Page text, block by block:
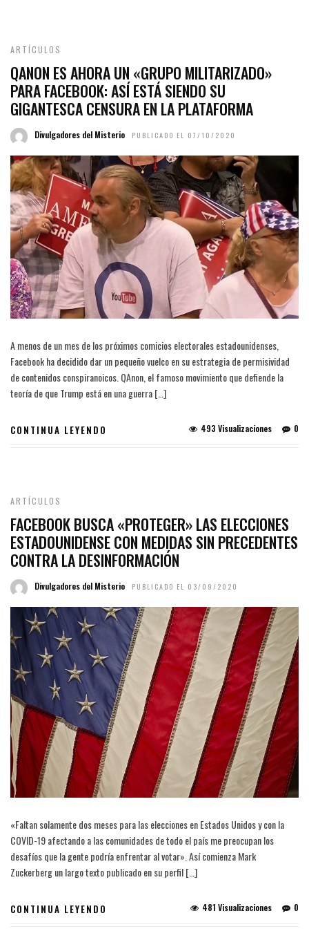
ARTÍCULOS
QANON ES AHORA UN «GRUPO MILITARIZADO»
PARA FACEBOOK: ASÍ ESTÁ SIENDO SU
GIGANTESCA CENSURA EN LA PLATAFORMA
Divulgadores del Misterio PUBLICADO EL 07/10/2020
A menos de un mes de los próximos comicios electorales estadounidenses,
Facebook ha decidido dar un pequeño vuelco en su estrategia de permisividad
de contenidos conspiranoicos. QAnon, el famoso movimiento que defiende la
teoría de que Trump está en una guerra […]
CONTINUA LEYENDO 0
493 Visualizaciones
ARTÍCULOS
FACEBOOK BUSCA «PROTEGER» LAS ELECCIONES
ESTADOUNIDENSE CON MEDIDAS SIN PRECEDENTES
CONTRA LA DESINFORMACIÓN
Divulgadores del Misterio PUBLICADO EL 03/09/2020
«Faltan solamente dos meses para las elecciones en Estados Unidos y con la
COVID-19 afectando a las comunidades de todo el país me preocupan los
desafíos que la gente podría enfrentar al votar». Así comienza Mark
Zuckerberg un largo texto publicado en su perfil […]
CONTINUA LEYENDO 0
481 Visualizaciones